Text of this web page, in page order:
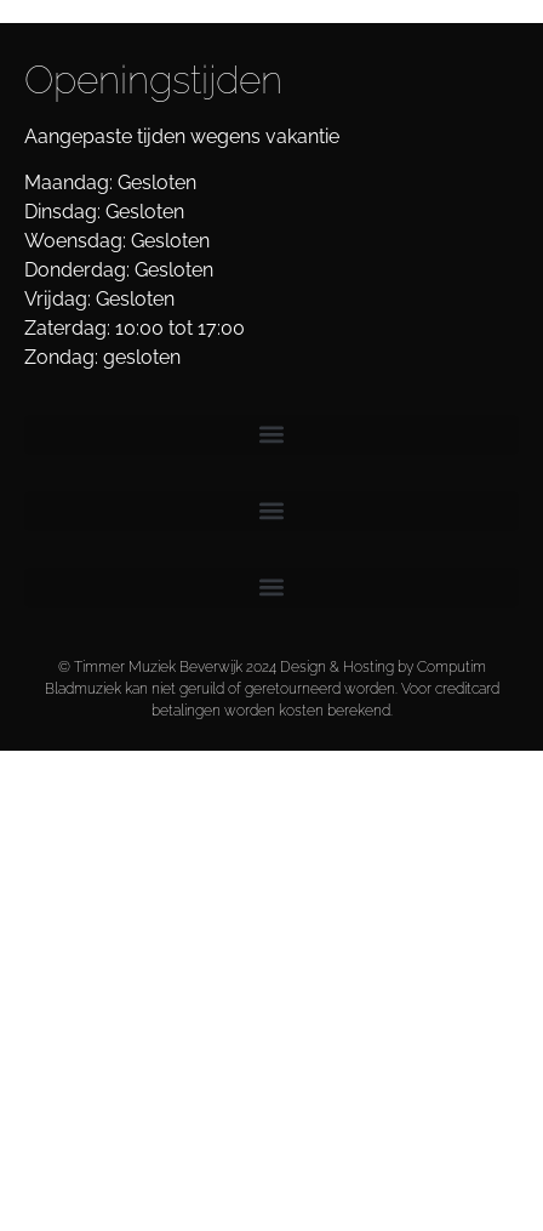
Openingstijden
Aangepaste tijden wegens vakantie
Maandag: Gesloten
Dinsdag: Gesloten
Woensdag: Gesloten
Donderdag: Gesloten
Vrijdag: Gesloten
Zaterdag: 10:00 tot 17:00
Zondag: gesloten
© Timmer Muziek Beverwijk 2024 Design & Hosting by Computim
Bladmuziek kan niet geruild of geretourneerd worden. Voor creditcard
betalingen worden kosten berekend.